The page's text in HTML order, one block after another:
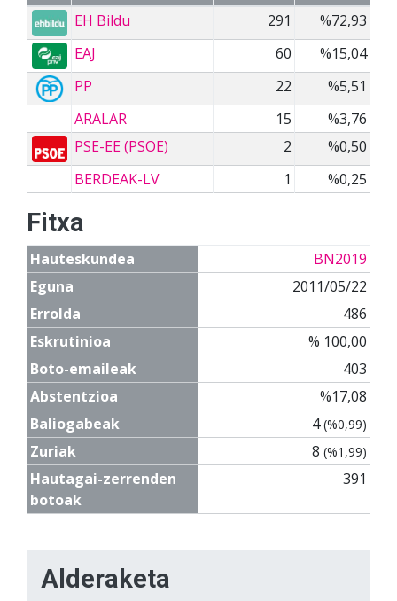
EH Bildu
291
%72,93
EAJ
60
%15,04
PP
22
%5,51
ARALAR
15
%3,76
PSE-EE (PSOE)
2
%0,50
BERDEAK-LV
1 %0,25
Fitxa
Hauteskundea
BN2019
Eguna
2011/05/22
Errolda
486
Eskrutinioa
% 100,00
Boto-emaileak
403
Abstentzioa
%17,08
Baliogabeak
4(%0,99)
Zuriak 8 (%1,99)
Hautagai-zerrenden
botoak
391
Alderaketa